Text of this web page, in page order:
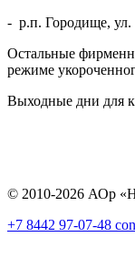
- р.п. Городище, ул.
Остальные
режиме
Выходные дни для
© 2010-2026 АОр
+7 8442 97-07-48